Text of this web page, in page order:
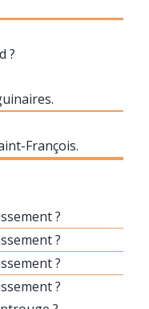
?
François.
?
?
?
?